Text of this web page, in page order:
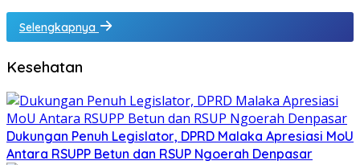
Selengkapnya
Kesehatan
Dukungan Penuh Legislator, DPRD Malaka Apresiasi MoU
Antara RSUPP Betun dan RSUP Ngoerah Denpasar